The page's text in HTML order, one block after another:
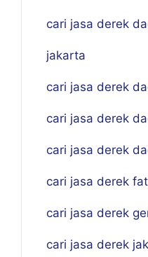
cari jasa derek
jakarta
cari jasa derek
cari jasa derek
cari jasa derek
cari jasa derek
cari jasa derek
cari jasa derek